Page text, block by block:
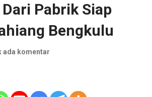
Pabrik Siap
Bengkulu
ada komentar